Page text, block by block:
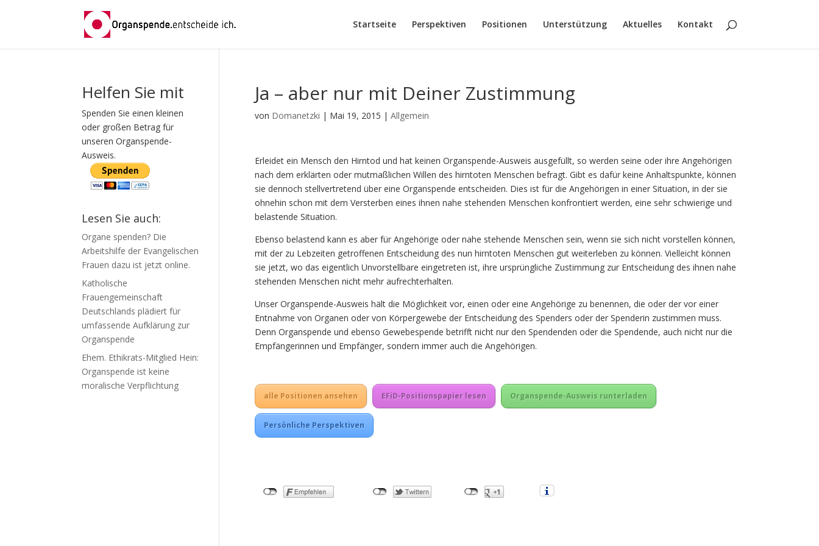
Startseite Perspektiven Positionen Unterstützung Aktuelles Kontakt
Ja – aber nur mit Deiner Zustimmung
von Domanetzki | Mai 19, 2015 | Allgemein
Erleidet ein Mensch den Hirntod und hat keinen Organspende-Ausweis ausgefüllt, so werden seine oder ihre Angehörigen
nach dem erklärten oder mutmaßlichen Willen des hirntoten Menschen befragt. Gibt es dafür keine Anhaltspunkte, können
sie dennoch stellvertretend über eine Organspende entscheiden. Dies ist für die Angehörigen in einer Situation, in der sie
ohnehin schon mit dem Versterben eines ihnen nahe stehenden Menschen konfrontiert werden, eine sehr schwierige und
belastende Situation.
Ebenso belastend kann es aber für Angehörige oder nahe stehende Menschen sein, wenn sie sich nicht vorstellen können,
mit der zu Lebzeiten getroffenen Entscheidung des nun hirntoten Menschen gut weiterleben zu können. Vielleicht können
sie jetzt, wo das eigentlich Unvorstellbare eingetreten ist, ihre ursprüngliche Zustimmung zur Entscheidung des ihnen nahe
stehenden Menschen nicht mehr aufrechterhalten.
Unser Organspende-Ausweis hält die Möglichkeit vor, einen oder eine Angehörige zu benennen, die oder der vor einer
Entnahme von Organen oder von Körpergewebe der Entscheidung des Spenders oder der Spenderin zustimmen muss.
Denn Organspende und ebenso Gewebespende betrifft nicht nur den Spendenden oder die Spendende, auch nicht nur die
Empfängerinnen und Empfänger, sondern immer auch die Angehörigen.
alle Positionen ansehen EFiD-Positionspapier lesen Organspende-Ausweis runterladen
Persönliche Perspektiven
Helfen Sie mit
Spenden Sie einen kleinen
oder großen Betrag für
unseren Organspende-
Ausweis.
Lesen Sie auch:
Organe spenden? Die
Arbeitshilfe der Evangelischen
Frauen dazu ist jetzt online.
Katholische
Frauengemeinschaft
Deutschlands plädiert für
umfassende Aufklärung zur
Organspende
Ehem. Ethikrats-Mitglied Hein:
Organspende ist keine
moralische Verpflichtung